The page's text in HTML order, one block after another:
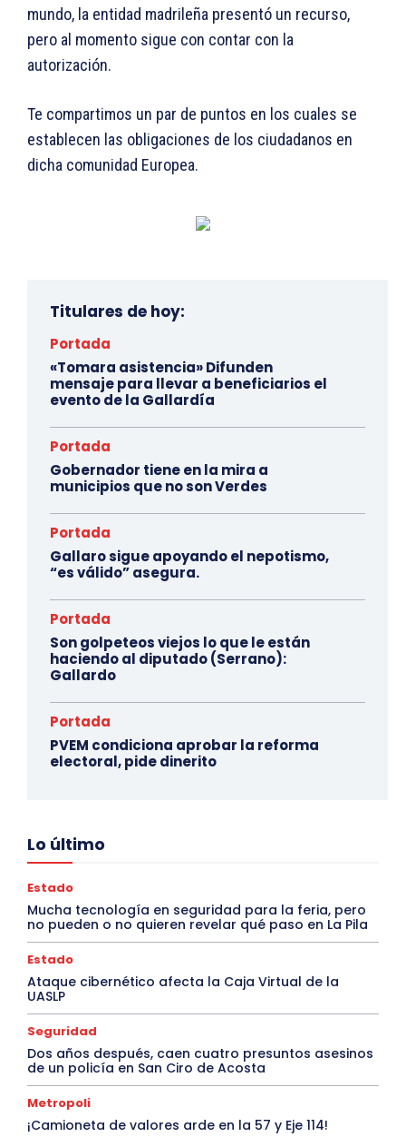
mundo, la entidad madrileña presentó un recurso,
pero al momento sigue con contar con la
autorización.
Te compartimos un par de puntos en los cuales se
establecen las obligaciones de los ciudadanos en
dicha comunidad Europea.
Titulares de hoy:
Portada
«Tomara asistencia» Difunden
mensaje para llevar a beneficiarios el
evento de la Gallardía
Portada
Gobernador tiene en la mira a
municipios que no son Verdes
Portada
Gallaro sigue apoyando el nepotismo,
“es válido” asegura.
Portada
Son golpeteos viejos lo que le están
haciendo al diputado (Serrano):
Gallardo
Portada
PVEM condiciona aprobar la reforma
electoral, pide dinerito
Lo último
Estado
Mucha tecnología en seguridad para la feria, pero
no pueden o no quieren revelar qué paso en La Pila
Estado
Ataque cibernético afecta la Caja Virtual de la
UASLP
Seguridad
Dos años después, caen cuatro presuntos asesinos
de un policía en San Ciro de Acosta
Metropoli
¡Camioneta de valores arde en la 57 y Eje 114!